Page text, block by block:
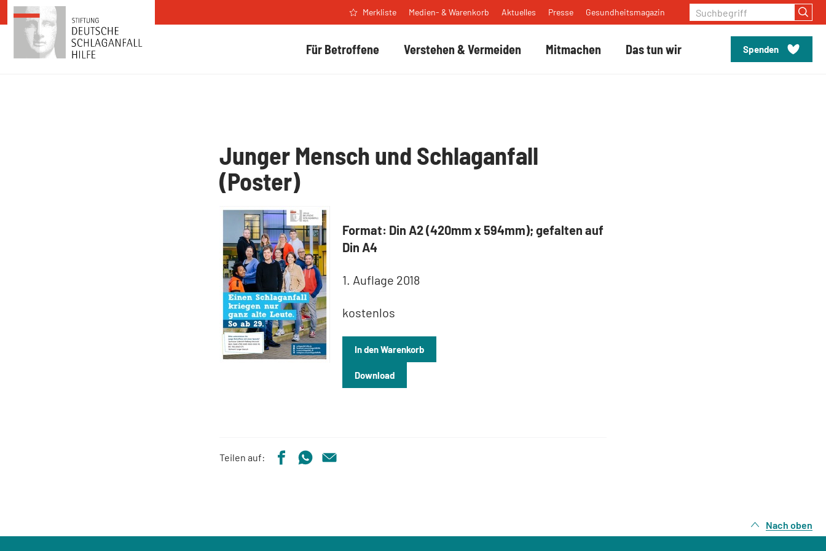
Zum Inhalt springen
Für Betroffene Verstehen & Vermeiden Mitmachen Das tun wir Spenden
Merkliste Medien- & Warenkorb Aktuelles Presse Gesundheitsmagazin Suchbegriff
Junger Mensch und Schlaganfall
(Poster)
Format: Din A2 (420mm x 594mm); gefalten auf
Din A4
1. Auflage 2018
kostenlos
In den Warenkorb
Download
Teilen auf:
Nach oben